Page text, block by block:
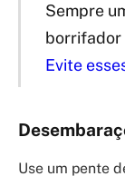
Sempre
borrifador
Evite
Use um pente